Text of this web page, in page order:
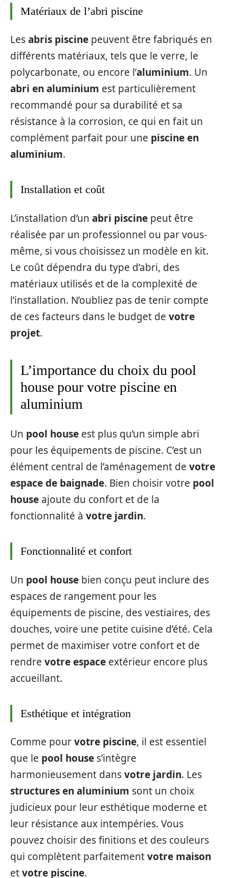
Matériaux de l’abri piscine
Lesabris piscine peuvent être fabriqués en
différents matériaux, tels que le verre, le
polycarbonate, ou encore l’aluminium. Un
abri en aluminium est particulièrement
recommandé pour sa durabilité et sa
résistance à la corrosion, ce qui en fait un
complément parfait pour une piscine en
aluminium.
Installation et coût
L’installation d’un abri piscine peut être
réalisée par un professionnel ou par vous-
même, si vous choisissez un modèle en kit.
Le coût dépendra du type d’abri, des
matériaux utilisés et de la complexité de
l’installation. N’oubliez pas de tenir compte
de ces facteurs dans le budget de votre
projet.
L’importance du choix du pool
house pour votre piscine en
aluminium
Un pool house est plus qu’un simple abri
pour les équipements de piscine. C’est un
élément central de l’aménagement de votre
espace de baignade. Bien choisir votre pool
house ajoute du confort et de la
fonctionnalité à votre jardin.
Fonctionnalité et confort
Un pool house bien conçu peut inclure des
espaces de rangement pour les
équipements de piscine, des vestiaires, des
douches, voire une petite cuisine d’été. Cela
permet de maximiser votre confort et de
rendre votre espace extérieur encore plus
accueillant.
Esthétique et intégration
Comme pourvotre piscine, il est essentiel
que le pool house s’intègre
harmonieusement dansvotre jardin. Les
structures en aluminium sont un choix
judicieux pour leur esthétique moderne et
leur résistance aux intempéries. Vous
pouvez choisir des finitions et des couleurs
qui complètent parfaitementvotre maison
etvotre piscine.